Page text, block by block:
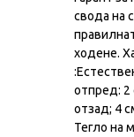
свода на
ходене.
отпред: 2
отзад; 4
Тегло на